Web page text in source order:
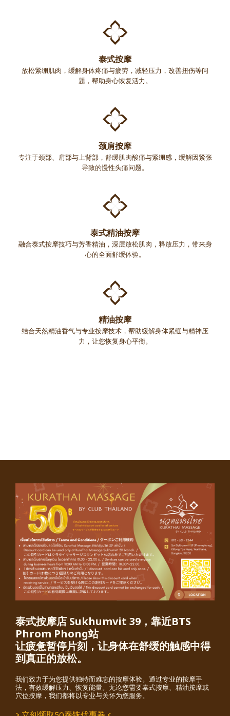
泰式按摩
放松紧绷肌肉，缓解身体疼痛与疲劳，减轻压力，改善扭伤等问
题，帮助身心恢复活力。
颈肩按摩
专注于颈部、肩部与上背部，舒缓肌肉酸痛与紧绷感，缓解因紧张
导致的慢性头痛问题。
泰式精油按摩
融合泰式按摩技巧与芳香精油，深层放松肌肉，释放压力，带来身
心的全面舒缓体验。
精油按摩
结合天然精油香气与专业按摩技术，帮助缓解身体紧绷与精神压
力，让您恢复身心平衡。
泰式按摩店 Sukhumvit 39，靠近BTS
Phrom Phong站
让疲惫暂停片刻，让身体在舒缓的触感中得
到真正的放松。
我们致力于为您提供独特而难忘的按摩体验。通过专业的按摩手
法，有效缓解压力、恢复能量。无论您需要泰式按摩、精油按摩或
穴位按摩，我们都将以专业与关怀为您服务。